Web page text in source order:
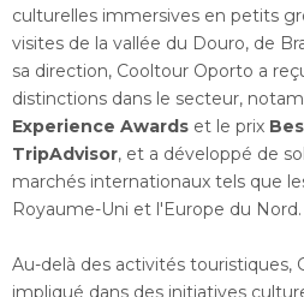
culturelles immersives en petits
visites de la vallée du Douro, de
sa direction, Cooltour Oporto a
distinctions dans le secteur,
Experience Awards et le prix
TripAdvisor, et a développé de
marchés internationaux tels que
Royaume-Uni et l'Europe du Nord.
Au-delà des activités touristiques,
impliqué dans des initiatives